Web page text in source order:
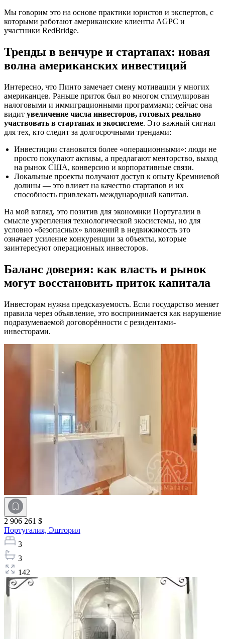
Мы говорим это на основе практики юристов и экспертов, с
которыми работают американские клиенты AGPC и
участники RedBridge.
Тренды в венчуре и стартапах: новая
волна американских инвестиций
Интересно, что Пинто замечает смену мотивации у многих
американцев. Раньше приток был во многом стимулирован
налоговыми и иммиграционными программами; сейчас она
видит увеличение числа инвесторов, готовых реально
участвовать в стартапах и экосистеме. Это важный сигнал
для тех, кто следит за долгосрочными трендами:
Инвестиции становятся более «операционными»: люди не
просто покупают активы, а предлагают менторство, выход
на рынок США, конверсию и корпоративные связи.
Локальные проекты получают доступ к опыту Кремниевой
долины — это влияет на качество стартапов и их
способность привлекать международный капитал.
На мой взгляд, это позитив для экономики Португалии в
смысле укрепления технологической экосистемы, но для
условно «безопасных» вложений в недвижимость это
означает усиление конкуренции за объекты, которые
заинтересуют операционных инвесторов.
Баланс доверия: как власть и рынок
могут восстановить приток капитала
Инвесторам нужна предсказуемость. Если государство меняет
правила через объявление, это воспринимается как нарушение
подразумеваемой договорённости с резидентами-
инвесторами.
2 906 261 $
Португалия, Эшторил
3
3
142